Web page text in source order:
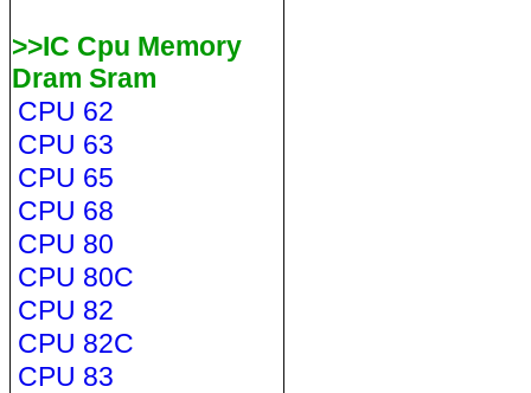
>>IC Cpu Memory
Dram Sram
CPU 62
CPU 63
CPU 65
CPU 68
CPU 80
CPU 80C
CPU 82
CPU 82C
CPU 83